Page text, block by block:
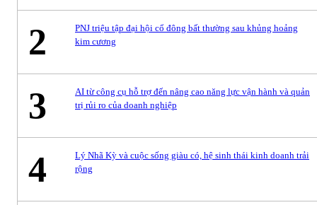
2
PNJ triệu tập đại hội cổ đông bất thường sau khủng hoảng
kim cương
3
AI từ công cụ hỗ trợ đến nâng cao năng lực vận hành và quản
trị rủi ro của doanh nghiệp
4
Lý Nhã Kỳ và cuộc sống giàu có, hệ sinh thái kinh doanh trải
rộng